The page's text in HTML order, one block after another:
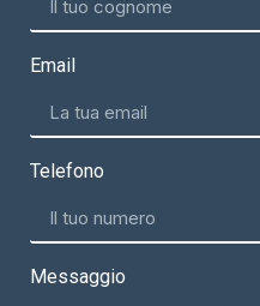
Email
Telefono
Messaggio